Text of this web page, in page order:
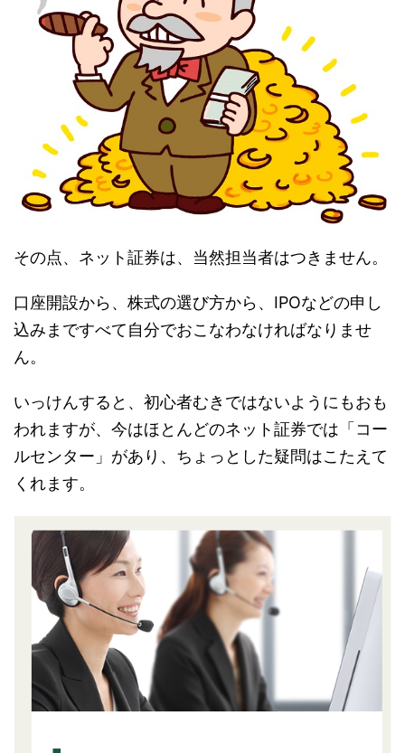
その点、ネット証券は、当然担当者はつきません。
口座開設から、株式の選び方から、IPOなどの申し
込みまですべて自分でおこなわなければなりませ
ん。
いっけんすると、初心者むきではないようにもおも
われますが、今はほとんどのネット証券では「コー
ルセンター」があり、ちょっとした疑問はこたえて
くれます。